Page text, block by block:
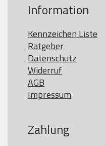
Information
Kennzeichen Liste
Ratgeber
Datenschutz
Widerruf
AGB
Impressum
Zahlung